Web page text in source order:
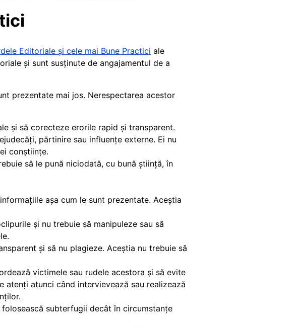
Editoriale și cele mai Bune Practici ale
și sunt susținute de angajamentul de a
prezentate mai jos. Nerespectarea acestor
și să corecteze erorile rapid și transparent.
părtinire sau influențe externe. Ei nu
conștiințe.
să le pună niciodată, cu bună știință, în
așa cum le sunt prezentate. Aceștia
și nu trebuie să manipuleze sau să
și să nu plagieze. Aceștia nu trebuie să
victimele sau rudele acestora și să evite
atenți atunci când intervievează sau realizează
subterfugii decât în circumstanțe